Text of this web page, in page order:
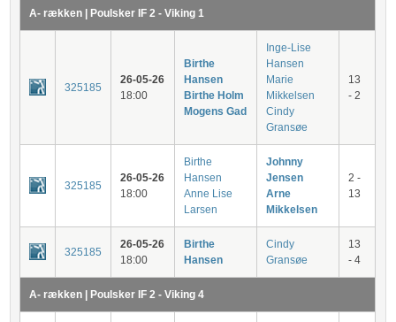
A- rækken | Poulsker IF 2 - Viking 1
325185
26-05-26
18:00
Birthe
Hansen
Birthe Holm
Mogens Gad
Inge-Lise
Hansen
Marie
Mikkelsen
Cindy
Gransøe
13
- 2
325185
26-05-26
18:00
Birthe
Hansen
Anne Lise
Larsen
Johnny
Jensen
Arne
Mikkelsen
2 -
13
325185
26-05-26
18:00
Birthe
Hansen
Cindy
Gransøe
13
- 4
A- rækken | Poulsker IF 2 - Viking 4